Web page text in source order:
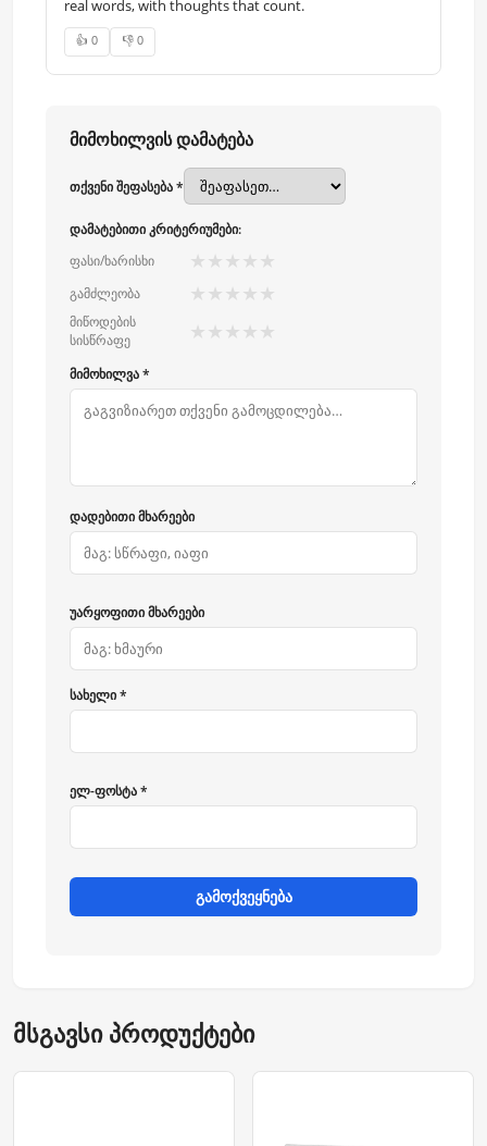
real words, with thoughts that count.
👍 0 👎 0
მიმოხილვის დამატება
თქვენი შეფასება *
დამატებითი კრიტერიუმები:
ფასი/ხარისხი
★ ★ ★ ★ ★
გამძლეობა ★ ★ ★ ★ ★
მიწოდების
სისწრაფე
★ ★ ★ ★ ★
მიმოხილვა *
დადებითი მხარეები
უარყოფითი მხარეები
სახელი *
ელ-ფოსტა *
გამოქვეყნება
მსგავსი პროდუქტები